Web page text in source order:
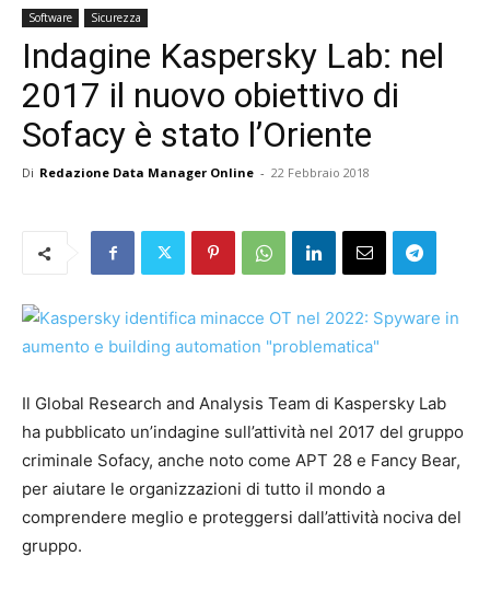
Software Sicurezza
Indagine Kaspersky Lab: nel
2017 il nuovo obiettivo di
Sofacy è stato l’Oriente
Di Redazione Data Manager Online - 22 Febbraio 2018
Il Global Research and Analysis Team di Kaspersky Lab
ha pubblicato un’indagine sull’attività nel 2017 del gruppo
criminale Sofacy, anche noto come APT 28 e Fancy Bear,
per aiutare le organizzazioni di tutto il mondo a
comprendere meglio e proteggersi dall’attività nociva del
gruppo.